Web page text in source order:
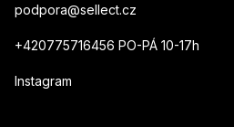
podpora@sellect.cz
+420775716456 PO-PÁ 10-17h
Instagram